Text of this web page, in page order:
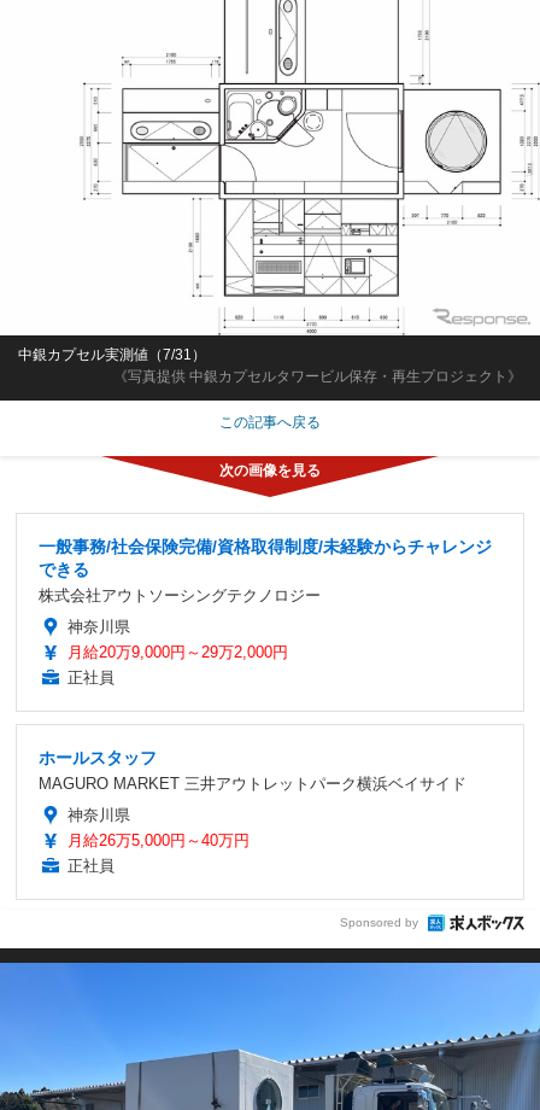
《写真提供 中銀カプセルタワービル保存・再生プロジェクト》
中銀カプセル実測値（7/31）
この記事へ戻る
一般事務/社会保険完備/資格取得制度/未経験からチャレンジ
できる
株式会社アウトソーシングテクノロジー
神奈川県
月給20万9,000円～29万2,000円
正社員
ホールスタッフ
MAGURO MARKET 三井アウトレットパーク横浜ベイサイド
神奈川県
月給26万5,000円～40万円
正社員
Sponsored by